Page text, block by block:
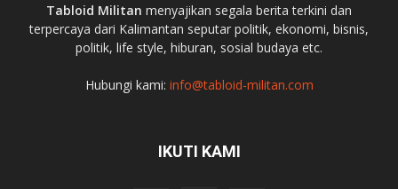
Tabloid Militan menyajikan segala berita terkini dan
terpercaya dari Kalimantan seputar politik, ekonomi, bisnis,
politik, life style, hiburan, sosial budaya etc.
Hubungi kami: info@tabloid-militan.com
IKUTI KAMI